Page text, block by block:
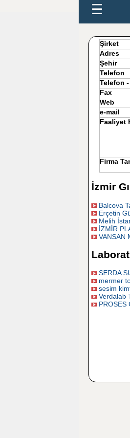
☰
Şirket
Adres
Şehir
Telefon
Telefon -
Fax
Web
e-mail
Faaliyet
Firma
İzmir
Balcova
Erçetin
Melih
İZMİR
VANSAN
SERDA
mermer
sesim
Verdalab
PROSES